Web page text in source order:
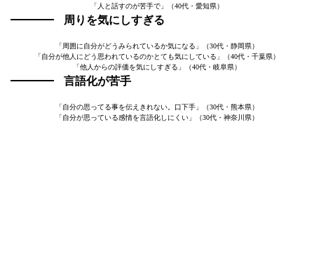
「人と話すのが苦手で」（40代・愛知県）
周りを気にしすぎる
「周囲に自分がどうみられているか気になる」（30代・静岡県）
「自分が他人にどう思われているのかとても気にしている」（40代・千葉県）
「他人からの評価を気にしすぎる」（40代・岐阜県）
言語化が苦手
「自分の思ってる事を伝えきれない。口下手」（30代・熊本県）
「自分が思っている感情を言語化しにくい」（30代・神奈川県）